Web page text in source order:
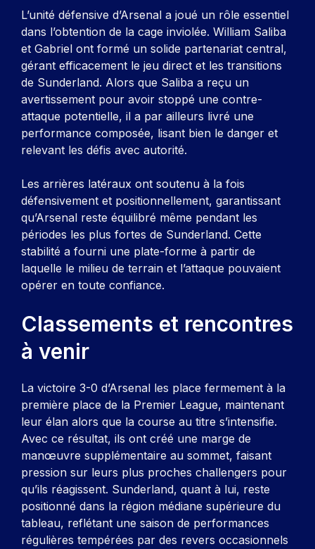
L’unité défensive d’Arsenal a joué un rôle essentiel
dans l’obtention de la cage inviolée. William Saliba
et Gabriel ont formé un solide partenariat central,
gérant efficacement le jeu direct et les transitions
de Sunderland. Alors que Saliba a reçu un
avertissement pour avoir stoppé une contre-
attaque potentielle, il a par ailleurs livré une
performance composée, lisant bien le danger et
relevant les défis avec autorité.
Les arrières latéraux ont soutenu à la fois
défensivement et positionnellement, garantissant
qu’Arsenal reste équilibré même pendant les
périodes les plus fortes de Sunderland. Cette
stabilité a fourni une plate-forme à partir de
laquelle le milieu de terrain et l’attaque pouvaient
opérer en toute confiance.
Classements et rencontres
à venir
La victoire 3-0 d’Arsenal les place fermement à la
première place de la Premier League, maintenant
leur élan alors que la course au titre s’intensifie.
Avec ce résultat, ils ont créé une marge de
manœuvre supplémentaire au sommet, faisant
pression sur leurs plus proches challengers pour
qu’ils réagissent. Sunderland, quant à lui, reste
positionné dans la région médiane supérieure du
tableau, reflétant une saison de performances
régulières tempérées par des revers occasionnels